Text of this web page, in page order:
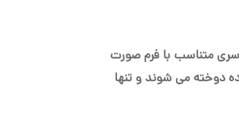
متناسب با فرم صورت
دوخته می شوند و تنها